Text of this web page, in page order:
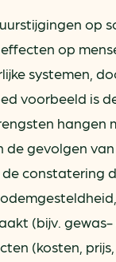
op
op
systemen,
voorbeeld is
hangen
de gevolgen
constatering
(bijv.
(kosten,